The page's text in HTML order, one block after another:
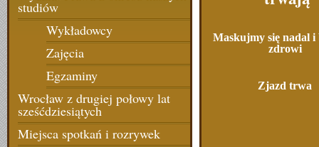
studiów
Wykładowcy
Zajęcia
Egzaminy
Wrocław z drugiej połowy lat
sześćdziesiątych
Miejsca spotkań i rozrywek
Maskujmy się nadal i
zdrowi
Zjazd trwa